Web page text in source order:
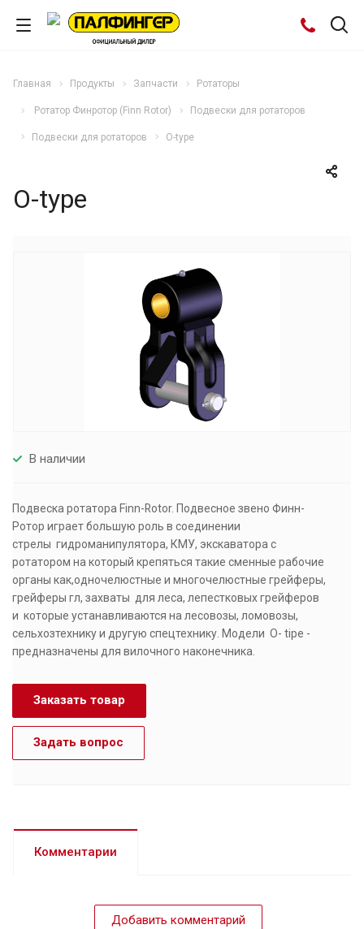
Главная Продукты Запчасти Ротаторы
Ротатор Финротор (Finn Rotor) Подвески для ротаторов
Подвески для ротаторов O-type
O-type
В наличии
Подвеска ротатора Finn-Rotor. Подвесное звено Финн-
Ротор играет большую роль в соединении
стрелы гидроманипулятора, КМУ, экскаватора с
ротатором на который крепяться такие сменные рабочие
органы как,одночелюстные и многочелюстные грейферы,
грейферы гл, захваты для леса, лепестковых грейферов
и которые устанавливаются на лесовозы, ломовозы,
сельхозтехнику и другую спецтехнику. Модели O- tipe -
предназначены для вилочного наконечника.
Заказать товар
Задать вопрос
Комментарии
Добавить комментарий